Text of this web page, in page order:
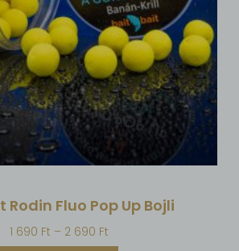
Rodin Fluo Pop Up Bojli
1 690 Ft – 2 690 Ft